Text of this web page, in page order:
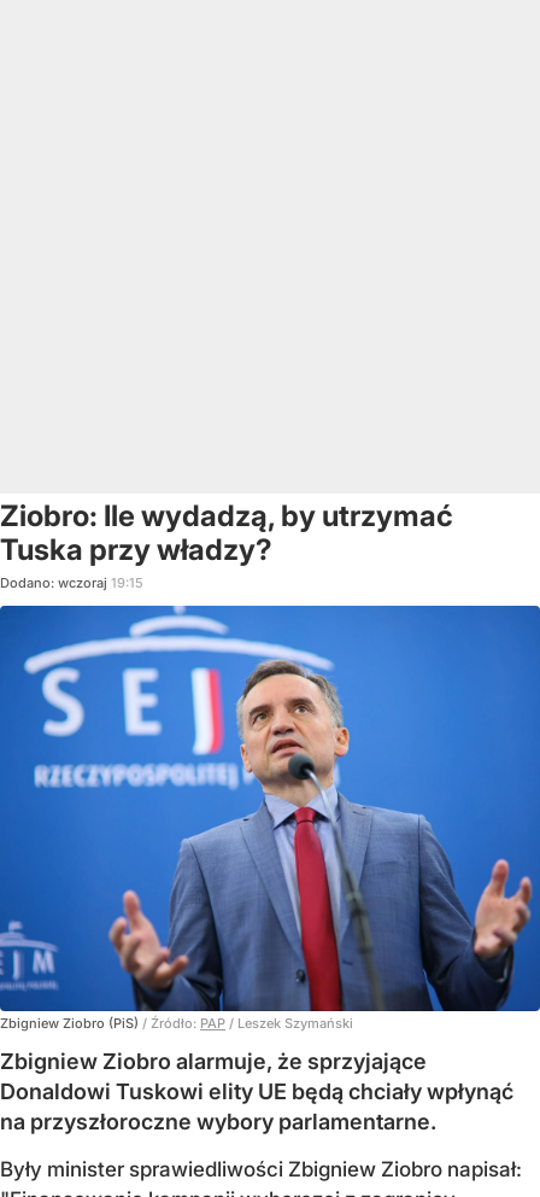
Ziobro: Ile wydadzą, by utrzymać
Tuska przy władzy?
Dodano: wczoraj 19:15
Zbigniew Ziobro (PiS) / Źródło: PAP / Leszek Szymański
Zbigniew Ziobro alarmuje, że sprzyjające
Donaldowi Tuskowi elity UE będą chciały wpłynąć
na przyszłoroczne wybory parlamentarne.
Były minister sprawiedliwości Zbigniew Ziobro napisał: